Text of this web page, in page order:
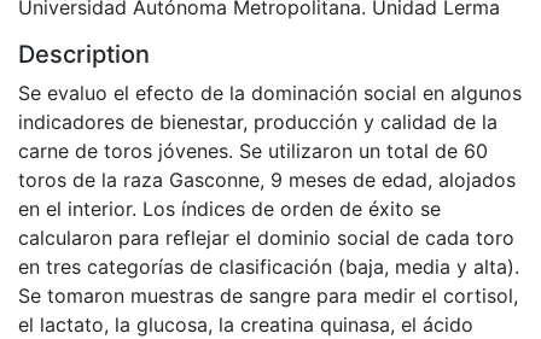
Universidad Autónoma Metropolitana. Unidad Lerma
Description
Se evaluo el efecto de la dominación social en algunos
indicadores de bienestar, producción y calidad de la
carne de toros jóvenes. Se utilizaron un total de 60
toros de la raza Gasconne, 9 meses de edad, alojados
en el interior. Los índices de orden de éxito se
calcularon para reflejar el dominio social de cada toro
en tres categorías de clasificación (baja, media y alta).
Se tomaron muestras de sangre para medir el cortisol,
el lactato, la glucosa, la creatina quinasa, el ácido